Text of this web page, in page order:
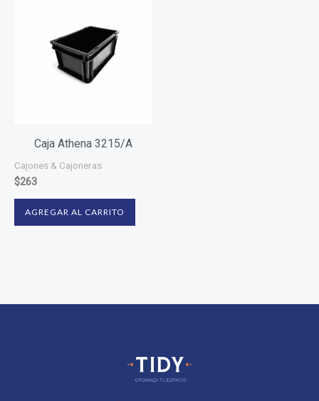
Caja Athena 3215/A
Cajones & Cajoneras
$263
AGREGAR AL CARRITO